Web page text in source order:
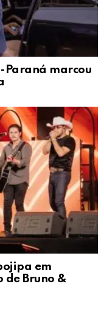
Paraná marcou
em
de Bruno &